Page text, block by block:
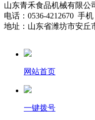
山东青禾食品机械有限公
电话：0536-4212670 手机
地址：山东省潍坊市安丘
网站首页
一键拨号